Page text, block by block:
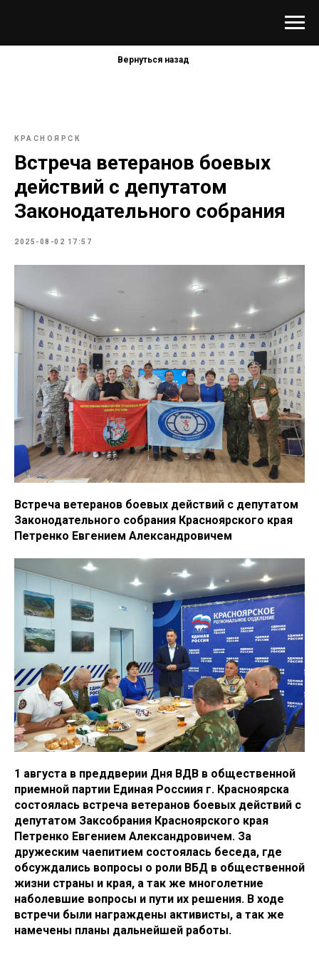
Вернуться назад
КРАСНОЯРСК
Встреча ветеранов боевых
действий с депутатом
Законодательного собрания
2025-08-02 17:57
Встреча ветеранов боевых действий с депутатом
Законодательного собрания Красноярского края
Петренко Евгением Александровичем
1 августа в преддверии Дня ВДВ в общественной
приемной партии Единая Россиия г. Красноярска
состоялась встреча ветеранов боевых действий с
депутатом Заксобрания Красноярского края
Петренко Евгением Александровичем. За
дружеским чаепитием состоялась беседа, где
обсуждались вопросы о роли ВБД в общественной
жизни страны и края, а так же многолетние
наболевшие вопросы и пути их решения. В ходе
встречи были награждены активисты, а так же
намечены планы дальнейшей работы.